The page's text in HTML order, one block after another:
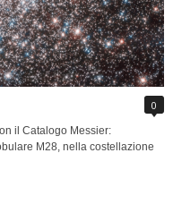
0
il Catalogo Messier:
M28, nella costellazione